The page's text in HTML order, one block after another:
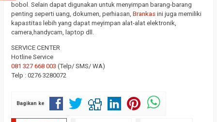
bobol. Selain dapat digunakan untuk menyimpan barang-barang
penting seperti uang, dokumen, perhiasan, Brankas ini juga memiliki
kapastitas lebih yang dapat meyimpan alat-alat elektronik,
camera,handycam, laptop dll.
SERVICE CENTER
Hotline Service
081 327 668 003 (Telp/ SMS/ WA)
Telp : 0276 3280072
Bagikan ke